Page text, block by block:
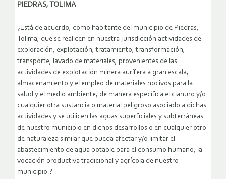
PIEDRAS, TOLIMA
¿Está de acuerdo, como habitante del municipio de Piedras,
Tolima, que se realicen en nuestra jurisdicción actividades de
exploración, explotación, tratamiento, transformación,
transporte, lavado de materiales, provenientes de las
actividades de explotación minera aurífera a gran escala,
almacenamiento y el empleo de materiales nocivos para la
salud y el medio ambiente, de manera específica el cianuro y/o
cualquier otra sustancia o material peligroso asociado a dichas
actividades y se utilicen las aguas superficiales y subterráneas
de nuestro municipio en dichos desarrollos o en cualquier otro
de naturaleza similar que pueda afectar y/o limitar el
abastecimiento de agua potable para el consumo humano, la
vocación productiva tradicional y agrícola de nuestro
municipio.?